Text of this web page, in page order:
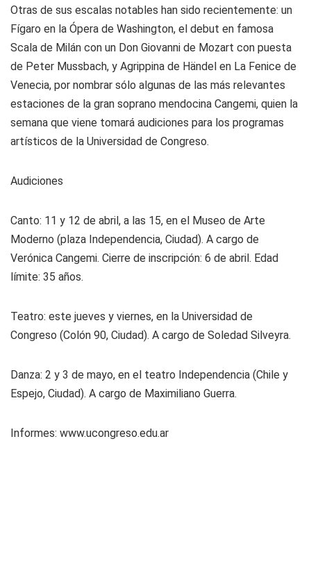
Otras de sus escalas notables han sido recientemente: un
Fígaro en la Ópera de Washington, el debut en famosa
Scala de Milán con un Don Giovanni de Mozart con puesta
de Peter Mussbach, y Agrippina de Händel en La Fenice de
Venecia, por nombrar sólo algunas de las más relevantes
estaciones de la gran soprano mendocina Cangemi, quien la
semana que viene tomará audiciones para los programas
artísticos de la Universidad de Congreso.
Audiciones
Canto: 11 y 12 de abril, a las 15, en el Museo de Arte
Moderno (plaza Independencia, Ciudad). A cargo de
Verónica Cangemi. Cierre de inscripción: 6 de abril. Edad
límite: 35 años.
Teatro: este jueves y viernes, en la Universidad de
Congreso (Colón 90, Ciudad). A cargo de Soledad Silveyra.
Danza: 2 y 3 de mayo, en el teatro Independencia (Chile y
Espejo, Ciudad). A cargo de Maximiliano Guerra.
Informes: www.ucongreso.edu.ar